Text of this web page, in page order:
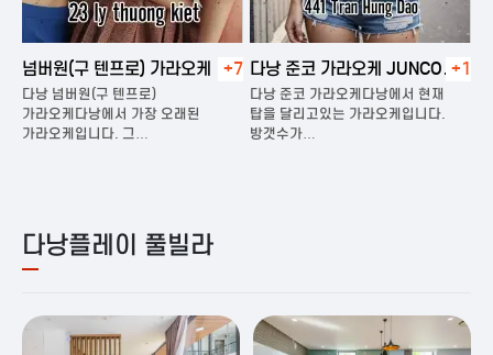
넘버원(구 텐프로) 가라오케 +7
다낭 넘버원(구 텐프로)
가라오케다낭에서 가장 오래된
가라오케입니다. 그…
다낭 준코 가라오케 JUNCO
KARAOKE
+1
다낭 준코 가라오케다낭에서 현재
탑을 달리고있는 가라오케입니다.
방갯수가…
다낭플레이 풀빌라